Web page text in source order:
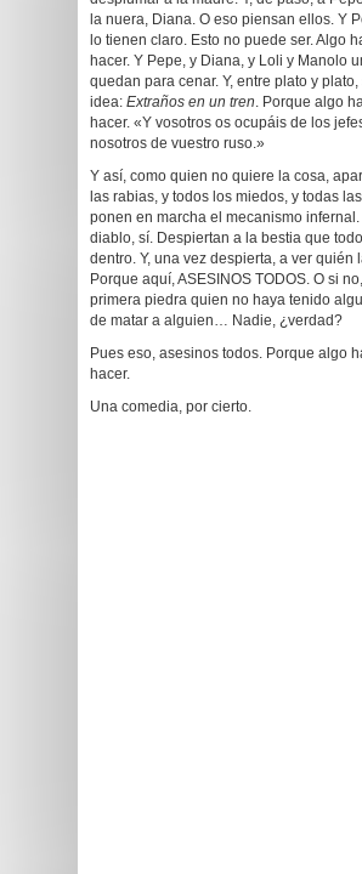
la nuera, Diana. O eso piensan ellos. Y
lo tienen claro. Esto no puede ser. Algo
hacer. Y Pepe, y Diana, y Loli y Manolo
quedan para cenar. Y, entre plato y
idea: Extraños en un tren. Porque algo
hacer. «Y vosotros os ocupáis de los
nosotros de vuestro ruso.»
Y así, como quien no quiere la cosa,
las rabias, y todos los miedos, y todas
ponen en marcha el mecanismo infernal.
diablo, sí. Despiertan a la bestia que
dentro. Y, una vez despierta, a ver quién
Porque aquí, ASESINOS TODOS. O si
primera piedra quien no haya tenido
de matar a alguien… Nadie, ¿verdad?
Pues eso, asesinos todos. Porque algo
hacer.
Una comedia, por cierto.